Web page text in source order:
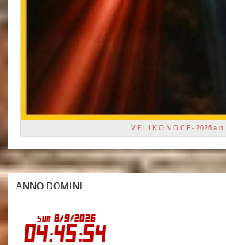
V E L I K O N O C E - 2026 a.d.
ANNO DOMINI